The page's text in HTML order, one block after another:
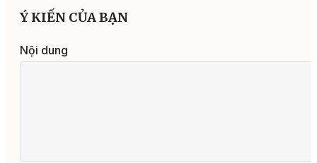
Ý KIẾN CỦA BẠN
Nội dung